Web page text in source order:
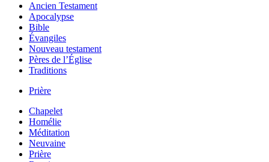
Ancien Testament
Apocalypse
Bible
Évangiles
Nouveau testament
Pères de l’Église
Traditions
Prière
Chapelet
Homélie
Méditation
Neuvaine
Prière